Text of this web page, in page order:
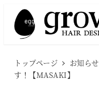
トップページ お知らせ
す！【MASAKI】